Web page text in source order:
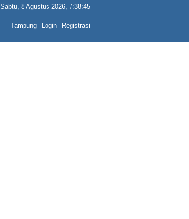
Sabtu, 8 Agustus 2026, 7:38:45
Tampung Login Registrasi